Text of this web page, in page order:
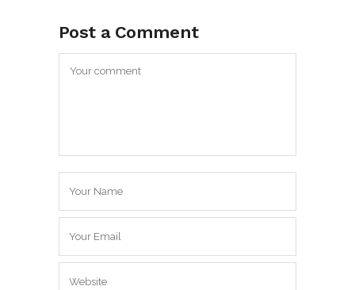
Post a Comment